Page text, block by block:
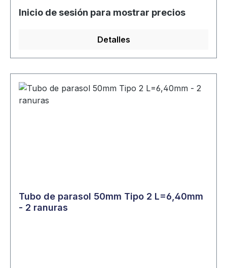
Inicio de sesión para mostrar precios
Detalles
Tubo de parasol 50mm Tipo 2 L=6,40mm
- 2 ranuras